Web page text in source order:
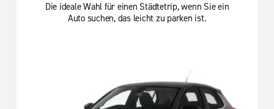
Die ideale Wahl für einen Städtetrip, wenn Sie ein
Auto suchen, das leicht zu parken ist.